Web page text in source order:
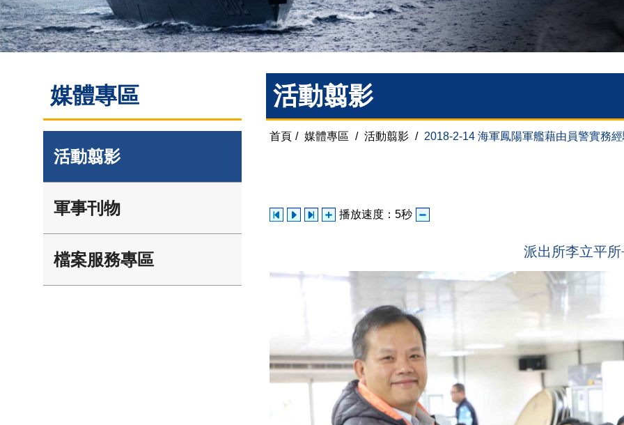
媒體專區
活動翦影
軍事刊物
檔案服務專區
活動翦影
首頁 / 媒體專區 / 活動翦影 / 2018-2-14 海軍鳳陽軍艦藉由員警實務
播放速度： 5秒
派出所李立平所